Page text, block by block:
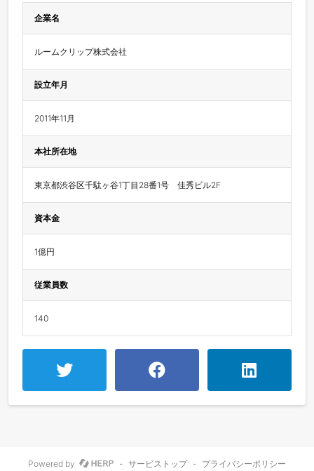
企業名
ルームクリップ株式会社
設立年月
2011年11月
本社所在地
東京都渋谷区千駄ヶ谷1丁目28番1号　佳秀ビル2F
資本金
1億円
従業員数
140
Powered by - サービストップ - プライバシーポリシー